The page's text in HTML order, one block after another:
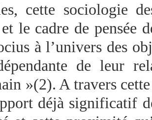
cette sociologie
le cadre de pensée
à l’univers des
de leur
»(2). A travers
déjà significatif